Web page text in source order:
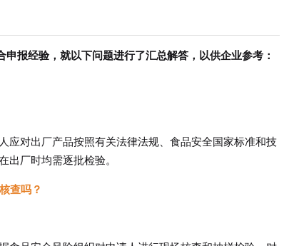
报经验，就以下问题进行了汇总解答，以供企业参考：
应对出厂产品按照有关法律法规、食品安全国家标准和技
厂时均需逐批检验。
查吗？